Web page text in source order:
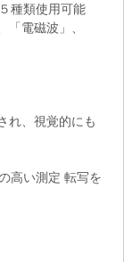
種類使用可能
「電磁波」、
れ、視覚的にも
高い測定 転写を